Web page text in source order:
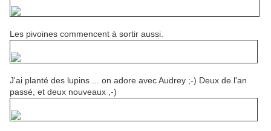
Les pivoines commencent à sortir aussi.
J'ai planté des lupins ... on adore avec Audrey ;-) Deux de l'an
passé, et deux nouveaux ,-)